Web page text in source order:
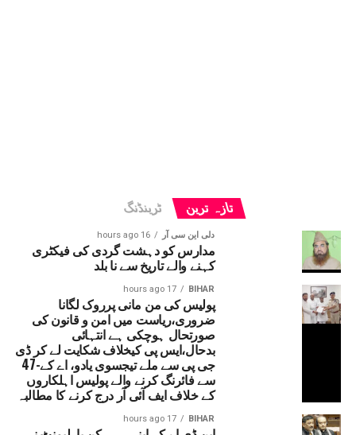
تازہ ترین ٹرینڈنگ
دلی این سی آر 16 hours ago
مدارس کو دہشت گردی کی فیکٹری
کہنے والے تاریخ سے نا بلد
BIHAR
17 hours ago
پولیس کی من مانی پرروک لگانا
ضروری،ریاست میں امن و قانون کی
صورتحال ہوچکی ہے انتہائی
بدحال،ایس پی کیخلاف شکایت لے کر ڈی
جی پی سے ملے تیجسوی یادو، اے کے-47
سے فائرنگ کرنے والے پولیس اہلکاروں
کے خلاف ایف آئی آر درج کرنے کا مطالبہ
BIHAR
17 hours ago